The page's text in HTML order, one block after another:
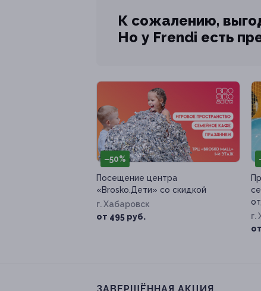
К сожалению,
Но у Frendi есть
–50%
Посещение центра
«Brosko.Дети» со скидкой
г. Хабаровск
от 495 руб.
г.
д.